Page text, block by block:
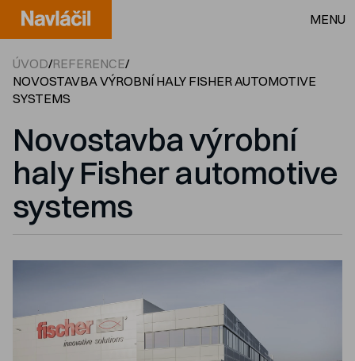
MENU
ÚVOD/REFERENCE/
NOVOSTAVBA VÝROBNÍ HALY FISHER AUTOMOTIVE
SYSTEMS
Novostavba výrobní
haly Fisher automotive
systems